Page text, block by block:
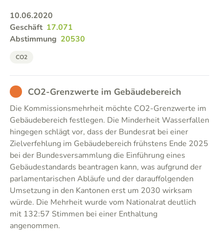
10.06.2020
Geschäft 17.071
Abstimmung 20530
CO2
BAD CO2-Grenzwerte im Gebäudebereich
Die Kommissionsmehrheit möchte CO2-Grenzwerte im
Gebäudebereich festlegen. Die Minderheit Wasserfallen
hingegen schlägt vor, dass der Bundesrat bei einer
Zielverfehlung im Gebäudebereich frühstens Ende 2025
bei der Bundesversammlung die Einführung eines
Gebäudestandards beantragen kann, was aufgrund der
parlamentarischen Abläufe und der darauffolgenden
Umsetzung in den Kantonen erst um 2030 wirksam
würde. Die Mehrheit wurde vom Nationalrat deutlich
mit 132:57 Stimmen bei einer Enthaltung
angenommen.